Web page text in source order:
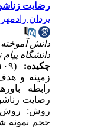
رضایت
یزدان رادمهر
دانش آموخته
دانشگاه پیام
چکیده:
زمینه و
رابطه
رضایت
روش: روش